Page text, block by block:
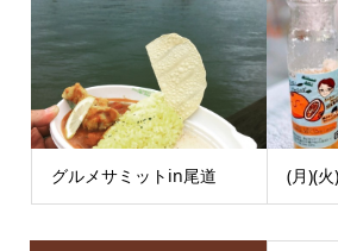
グルメサミットin尾道 (月)(